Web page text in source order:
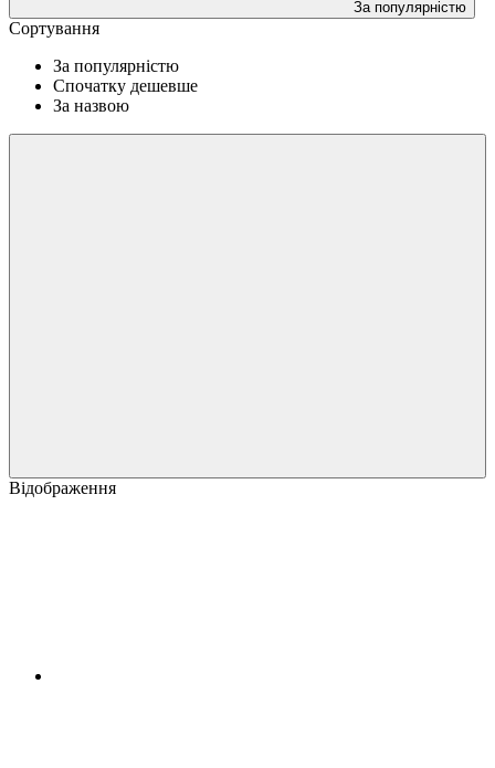
За популярністю
Сортування
За популярністю
Спочатку дешевше
За назвою
Відображення